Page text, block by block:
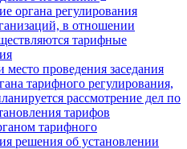
органа регулирования
в отношении
тарифные
место проведения заседания
тарифного регулирования,
рассмотрение дел по
тарифов
тарифного
решения об установлении